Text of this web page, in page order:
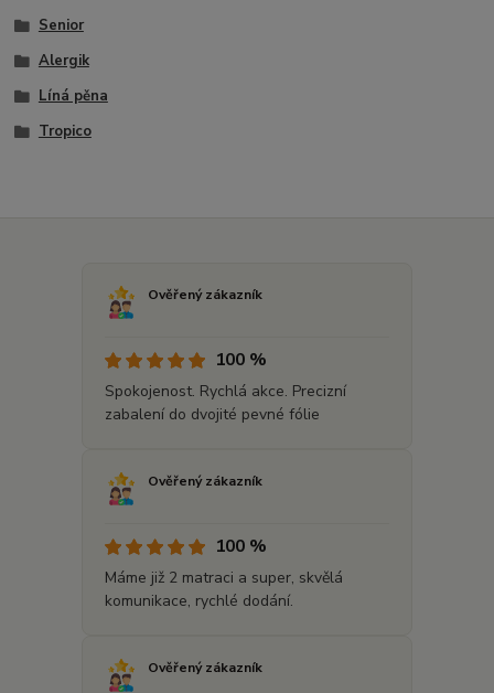
Senior
Alergik
Líná pěna
Tropico
Ověřený zákazník
100 %
Spokojenost. Rychlá akce. Precizní
zabalení do dvojité pevné fólie
Ověřený zákazník
100 %
Máme již 2 matraci a super, skvělá
komunikace, rychlé dodání.
Ověřený zákazník